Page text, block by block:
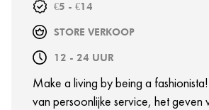
€5 - €14
STORE VERKOOP
12 - 24 UUR
Make a living by being a
van persoonlijke service, het geven